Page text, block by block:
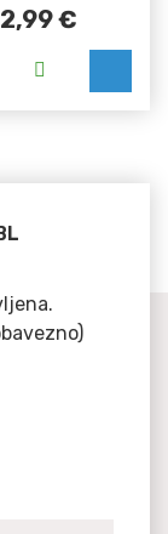
€
Ovaj proizvod